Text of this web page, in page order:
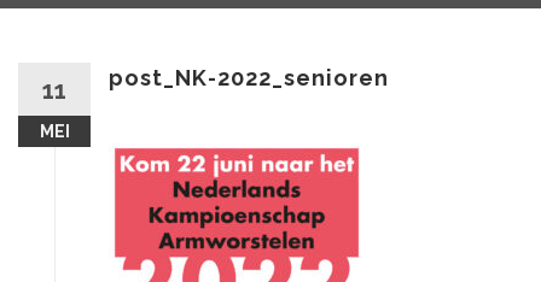
11
MEI
post_NK-2022_senioren